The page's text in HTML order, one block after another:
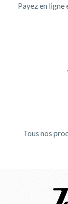
Payez en ligne
Tous nos